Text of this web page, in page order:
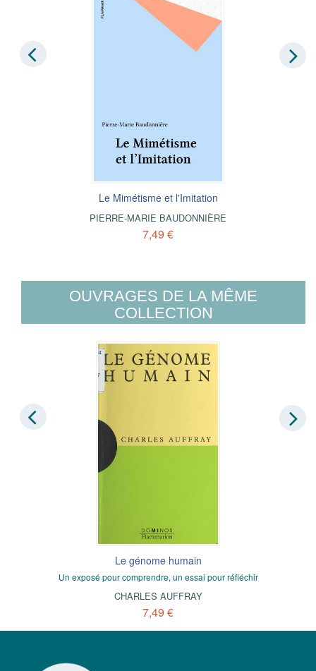
Le Mimétisme et l'Imitation
PIERRE-MARIE BAUDONNIÈRE
7,49 €
OUVRAGES DE LA MÊME
COLLECTION
Le génome humain
Un exposé pour comprendre, un essai pour réfléchir
CHARLES AUFFRAY
7,49 €